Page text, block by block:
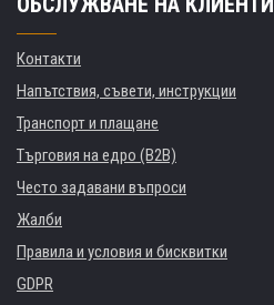
Контакти
Напътствия, съвети, инструкции
Транспорт и плащане
Търговия на едро (B2B)
Често задавани въпроси
Жалби
Правила и условия и бисквитки
GDPR